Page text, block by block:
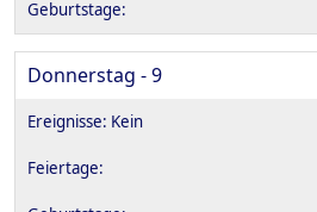
Donnerstag - 9